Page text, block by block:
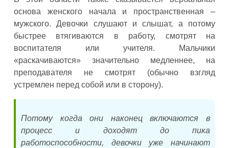
основа женского начала и пространственная –
мужского. Девочки слушают и слышат, а потому
быстрее втягиваются в работу, смотрят на
воспитателя или учителя. Мальчики
«раскачиваются» значительно медленнее, на
преподавателя не смотрят (обычно взгляд
устремлен перед собой или в сторону).
Потому когда они наконец включаются в
процесс и доходят до пика
работоспособности, девочки уже начинают